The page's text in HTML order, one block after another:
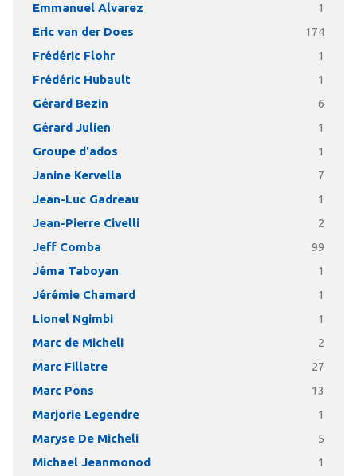
Emmanuel Alvarez 1
Eric van der Does 174
Frédéric Flohr 1
Frédéric Hubault 1
Gérard Bezin 6
Gérard Julien 1
Groupe d'ados 1
Janine Kervella 7
Jean-Luc Gadreau 1
Jean-Pierre Civelli 2
Jeff Comba 99
Jéma Taboyan 1
Jérémie Chamard 1
Lionel Ngimbi 1
Marc de Micheli 2
Marc Fillatre 27
Marc Pons 13
Marjorie Legendre 1
Maryse De Micheli 5
Michael Jeanmonod 1